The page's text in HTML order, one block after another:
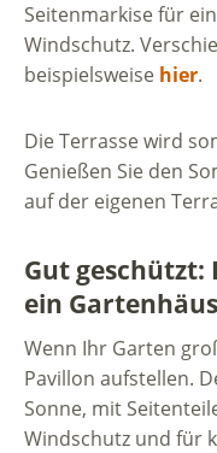
Seitenmarkise für
Windschutz.
beispielsweise hier.
Die Terrasse wird
Genießen Sie den
auf der eigenen
Gut geschützt:
ein
Wenn Ihr Garten
Pavillon aufstellen.
Sonne, mit
Windschutz und für